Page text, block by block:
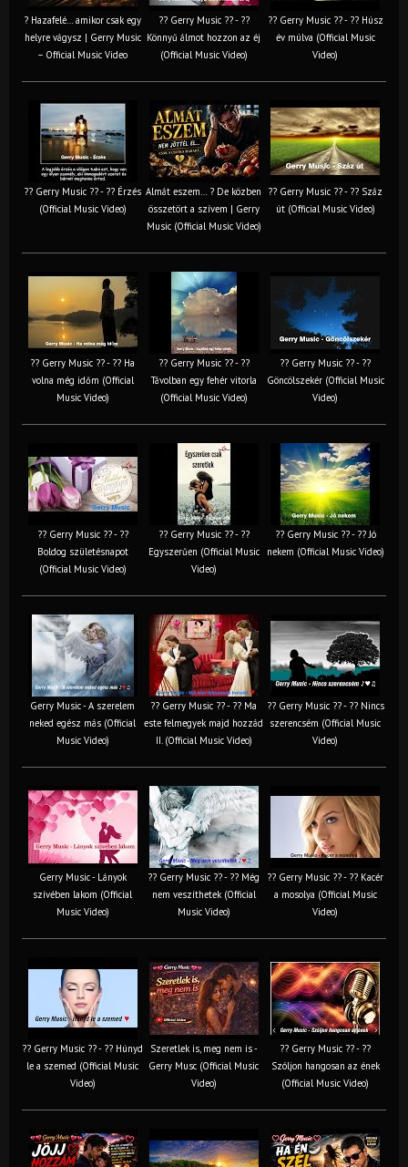
? Hazafelé… amikor csak egy
helyre vágysz | Gerry Music
– Official Music Video
?? Gerry Music ?? - ??
Könnyű álmot hozzon az éj
(Official Music Video)
?? Gerry Music ?? - ?? Húsz
év múlva (Official Music
Video)
?? Gerry Music ?? - ?? Érzés
(Official Music Video)
Almát eszem… ? De közben
összetört a szívem | Gerry
Music (Official Music Video)
?? Gerry Music ?? - ?? Száz
út (Official Music Video)
?? Gerry Music ?? - ?? Ha
volna még időm (Official
Music Video)
?? Gerry Music ?? - ??
Távolban egy fehér vitorla
(Official Music Video)
?? Gerry Music ?? - ??
Göncölszekér (Official Music
Video)
?? Gerry Music ?? - ??
Boldog születésnapot
(Official Music Video)
?? Gerry Music ?? - ??
Egyszerűen (Official Music
Video)
?? Gerry Music ?? - ?? Jó
nekem (Official Music Video)
Gerry Music - A szerelem
neked egész más (Official
Music Video)
?? Gerry Music ?? - ?? Ma
este felmegyek majd hozzád
II. (Official Music Video)
?? Gerry Music ?? - ?? Nincs
szerencsém (Official Music
Video)
Gerry Music - Lányok
szívében lakom (Official
Music Video)
?? Gerry Music ?? - ?? Még
nem veszíthetek (Official
Music Video)
?? Gerry Music ?? - ?? Kacér
a mosolya (Official Music
Video)
?? Gerry Music ?? - ?? Húnyd
le a szemed (Official Music
Video)
Szeretlek is, meg nem is -
Gerry Musc (Official Music
Video)
?? Gerry Music ?? - ??
Szóljon hangosan az ének
(Official Music Video)